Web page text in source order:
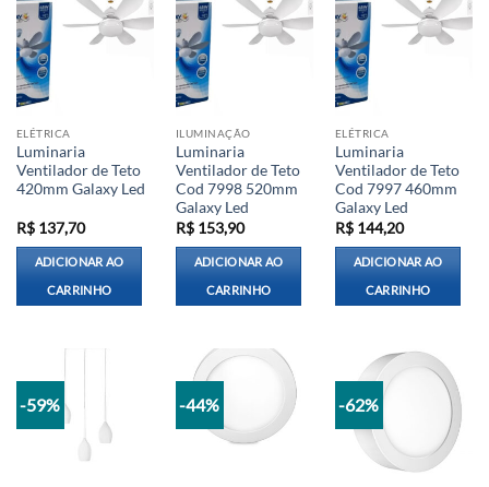
ELÉTRICA
Luminaria
Ventilador de Teto
420mm Galaxy Led
R$137,70
ADICIONAR AO
CARRINHO
ILUMINAÇÃO
Luminaria
Ventilador de Teto
Cod 7998 520mm
Galaxy Led
R$153,90
ADICIONAR AO
CARRINHO
ELÉTRICA
Luminaria
Ventilador de Teto
Cod 7997 460mm
Galaxy Led
R$144,20
ADICIONAR AO
CARRINHO
-59% -44% -62%